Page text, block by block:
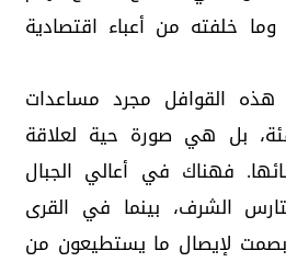
خلفته من أعباء اقتصادية
هذه القوافل مجرد مساعدات
بل هي صورة حية لعلاقة
فهناك في أعالي الجبال
الشرف، بينما في القرى
بصمت لإيصال ما يستطيعون من